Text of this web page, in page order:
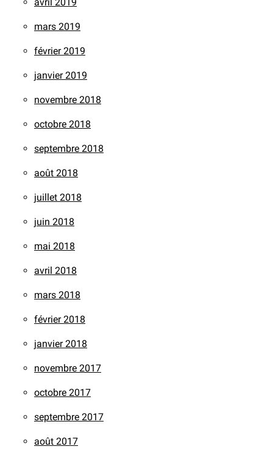
mars 2019
février 2019
janvier 2019
novembre 2018
octobre 2018
septembre 2018
août 2018
juillet 2018
juin 2018
mai 2018
avril 2018
mars 2018
février 2018
janvier 2018
novembre 2017
octobre 2017
septembre 2017
août 2017